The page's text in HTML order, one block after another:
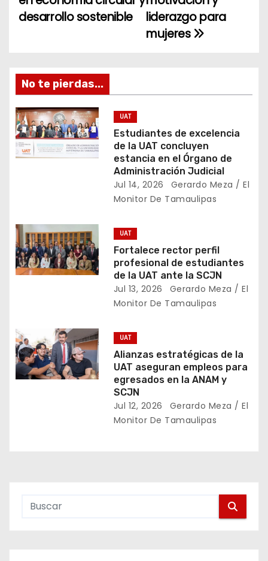
v
g
a
c
i
d
e
e
r
a
liderazgo para
mujeres
desarrollo sostenible
No te pierdas...
UAT
Estudiantes de excelencia
de la UAT concluyen
estancia en el Órgano de
Administración Judicial
Jul 14, 2026
Gerardo Meza / El
Monitor De Tamaulipas
UAT
Fortalece rector perfil
profesional de estudiantes
de la UAT ante la SCJN
Jul 13, 2026
Gerardo Meza / El
Monitor De Tamaulipas
UAT
Alianzas estratégicas de la
UAT aseguran empleos para
egresados en la ANAM y
SCJN
Jul 12, 2026
Gerardo Meza / El
Monitor De Tamaulipas